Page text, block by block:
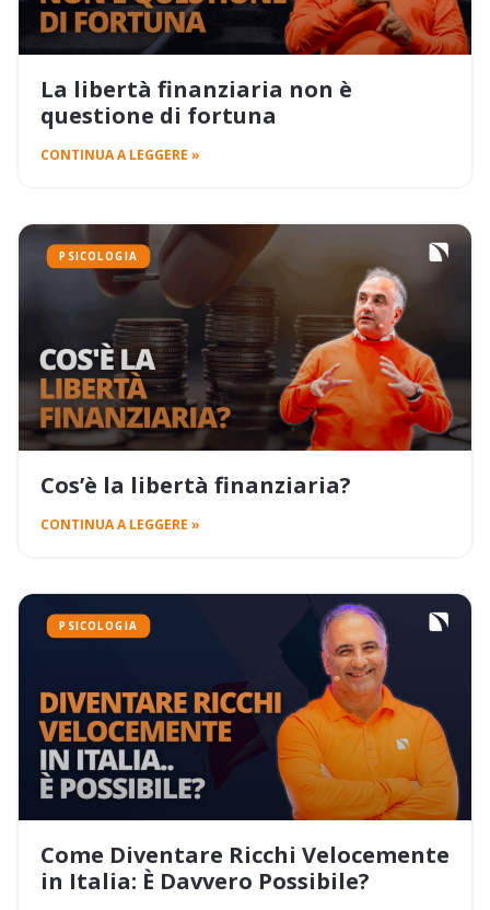
La libertà finanziaria non è
questione di fortuna
CONTINUA A LEGGERE »
PSICOLOGIA
Cos’è la libertà finanziaria?
CONTINUA A LEGGERE »
PSICOLOGIA
Come Diventare Ricchi Velocemente
in Italia: È Davvero Possibile?